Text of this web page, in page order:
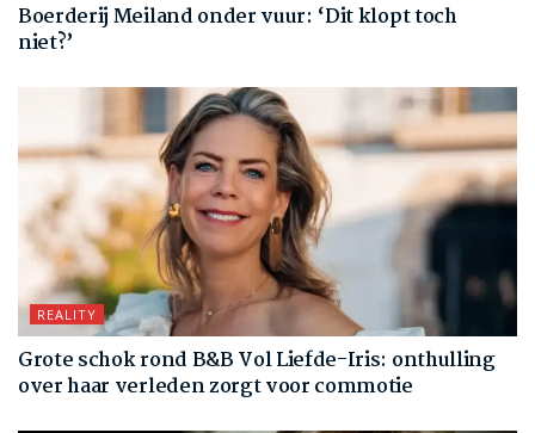
Boerderij Meiland onder vuur: ‘Dit klopt toch
niet?’
REALITY
Grote schok rond B&B Vol Liefde-Iris: onthulling
over haar verleden zorgt voor commotie